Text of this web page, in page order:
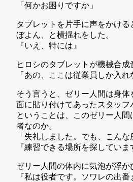
「何かお困りですか」
タブレットを片手に声をかけ
ぼよん、と横揺れをした。
『いえ、特には』
ヒロシのタブレットが機械合成
「あの、ここは従業員しか入れ
そう言うと、ゼリー人間は身体
面に貼り付けてあったスタッフ
ということは、このゼリー人
者なのか。
「失礼しました。でも、こん
『練習できる場所を探していま
ゼリー人間の体内に気泡が浮か
『私は役者です。ソワレの出